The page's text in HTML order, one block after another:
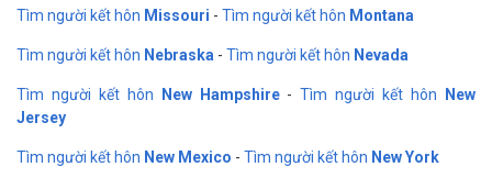
Tìm người kết hôn Missouri - Tìm người kết hôn Montana
Tìm người kết hôn Nebraska - Tìm người kết hôn Nevada
Tìm người kết hôn New Hampshire-Tìm người kết hôn
New
Jersey
Tìm người kết hôn New Mexico - Tìm người kết hôn New York